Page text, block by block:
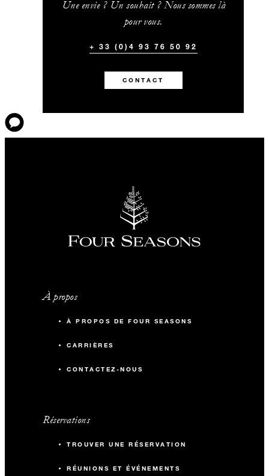
Une envie ? Un souhait ? Nous sommes là
pour vous.
+ 33 (0)4 93 76 50 92
CONTACT
À propos
À PROPOS DE FOUR SEASONS
CARRIÈRES
CONTACTEZ-NOUS
Réservations
TROUVER UNE RÉSERVATION
RÉUNIONS ET ÉVÉNEMENTS